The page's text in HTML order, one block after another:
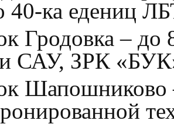
40-ка едениц
Гродовка – до
САУ, ЗРК
Шапошниково